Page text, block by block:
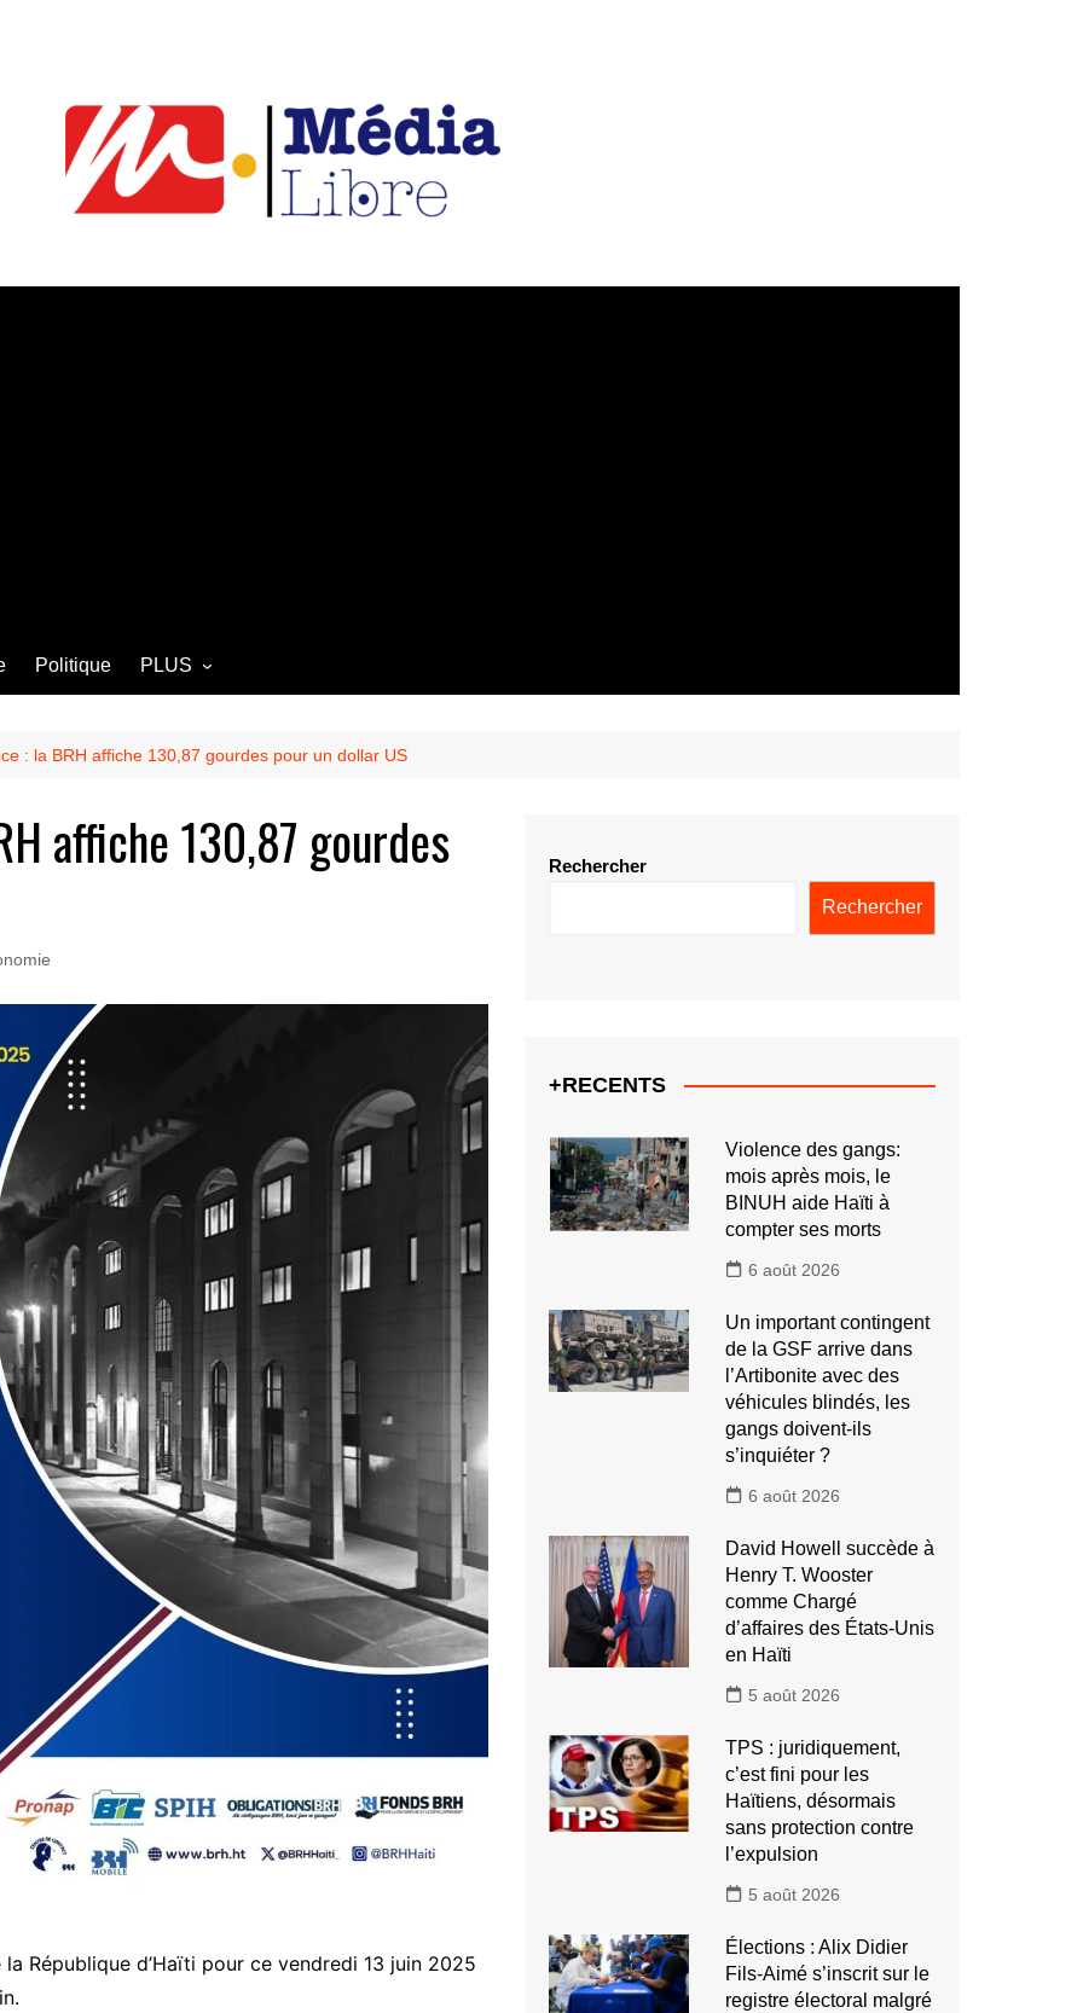
Politique PLUS
Culture
Société
: la BRH affiche 130,87 gourdes pour un dollar US
affiche 130,87 gourdes
République d’Haïti pour ce vendredi 13 juin 2025
Rechercher
Rechercher
+RECENTS
Violence des gangs:
mois après mois, le
BINUH aide Haïti à
compter ses morts
6 août 2026
Un important contingent
de la GSF arrive dans
l’Artibonite avec des
véhicules blindés, les
gangs doivent-ils
s’inquiéter ?
6 août 2026
David Howell succède à
Henry T. Wooster
comme Chargé
d’affaires des États-Unis
en Haïti
5 août 2026
TPS : juridiquement,
c’est fini pour les
Haïtiens, désormais
sans protection contre
l’expulsion
5 août 2026
Élections : Alix Didier
Fils-Aimé s’inscrit sur le
registre électoral malgré